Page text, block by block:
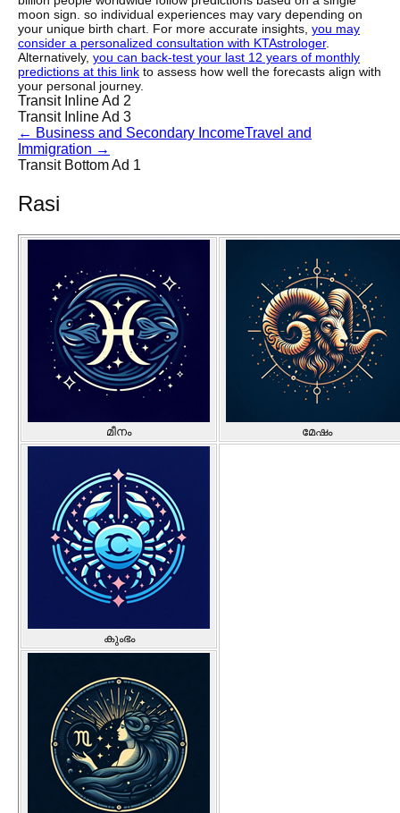
moon sign. so individual experiences may vary depending on
your unique birth chart. For more accurate insights, you may
consider a personalized consultation with KTAstrologer.
Alternatively, you can back-test your last 12 years of monthly
predictions at this link to assess how well the forecasts align with
your personal journey.
Transit Inline Ad 2
Transit Inline Ad 3
← Business and Secondary IncomeTravel and
Immigration →
Transit Bottom Ad 1
Rasi
മീനം മേഷം
കുംഭം